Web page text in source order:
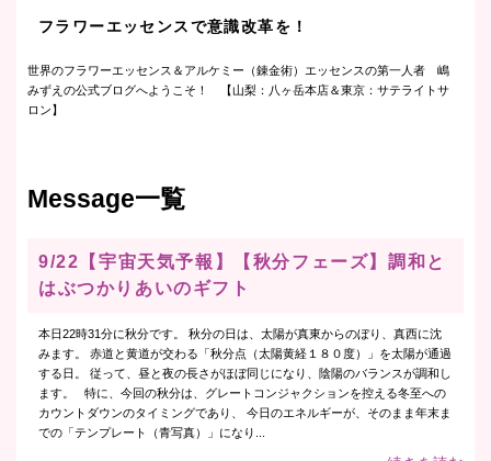
フラワーエッセンスで意識改革を！
世界のフラワーエッセンス＆アルケミー（錬金術）エッセンスの第一人者 嶋
みずえの公式ブログへようこそ！ 【山梨：八ヶ岳本店＆東京：サテライトサ
ロン】
Message一覧
9/22【宇宙天気予報】【秋分フェーズ】調和と
はぶつかりあいのギフト
本日22時31分に秋分です。 秋分の日は、太陽が真東からのぼり、真西に沈
みます。 赤道と黄道が交わる「秋分点（太陽黄経１８０度）」を太陽が通過
する日。 従って、昼と夜の長さがほぼ同じになり、陰陽のバランスが調和し
ます。 特に、今回の秋分は、グレートコンジャクションを控える冬至への
カウントダウンのタイミングであり、 今日のエネルギーが、そのまま年末ま
での「テンプレート（青写真）」になり...